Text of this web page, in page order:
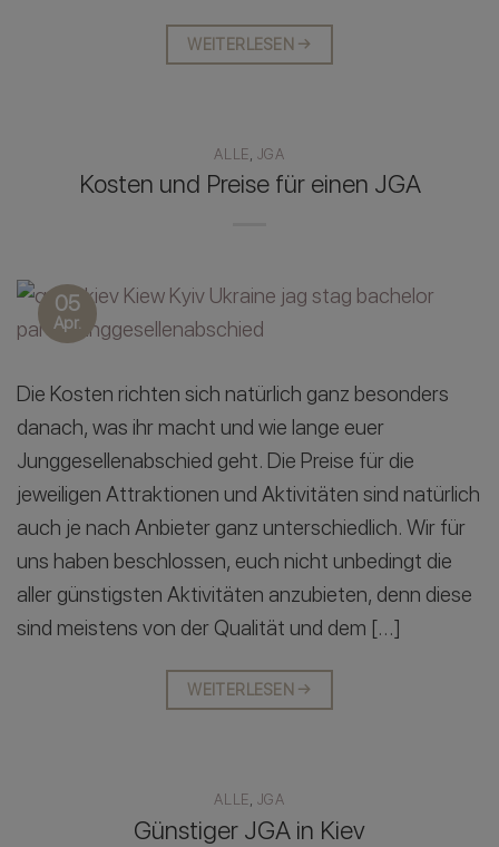
WEITERLESEN →
ALLE JGA
Kosten und Preise für einen JGA
05
Apr.
Die Kosten richten sich natürlich ganz besonders
danach, was ihr macht und wie lange euer
Junggesellenabschied geht. Die Preise für die
jeweiligen Attraktionen und Aktivitäten sind natürlich
auch je nach Anbieter ganz unterschiedlich. Wir für
uns haben beschlossen, euch nicht unbedingt die
aller günstigsten Aktivitäten anzubieten, denn diese
sind meistens von der Qualität und dem […]
WEITERLESEN →
ALLE, JGA
Günstiger JGA in Kiev